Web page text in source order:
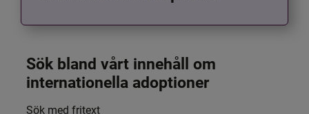
Sök bland vårt innehåll om
internationella adoptioner
Filtrera resultatet
Det här formuläret postas automatiskt
Sök med fritext